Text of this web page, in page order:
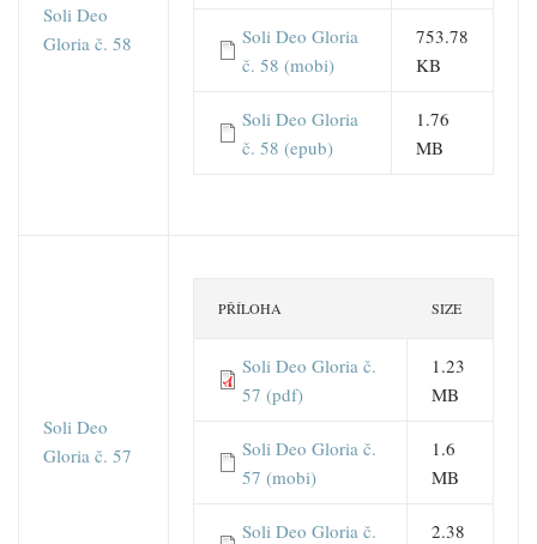
Soli Deo
Gloria č. 58
Soli Deo Gloria
č. 58 (mobi)
753.78
KB
Soli Deo Gloria
č. 58 (epub)
1.76
MB
Soli Deo
Gloria č. 57
PŘÍLOHA SIZE
Soli Deo Gloria č.
57 (pdf)
1.23
MB
Soli Deo Gloria č.
57 (mobi)
1.6
MB
Soli Deo Gloria č.
2.38